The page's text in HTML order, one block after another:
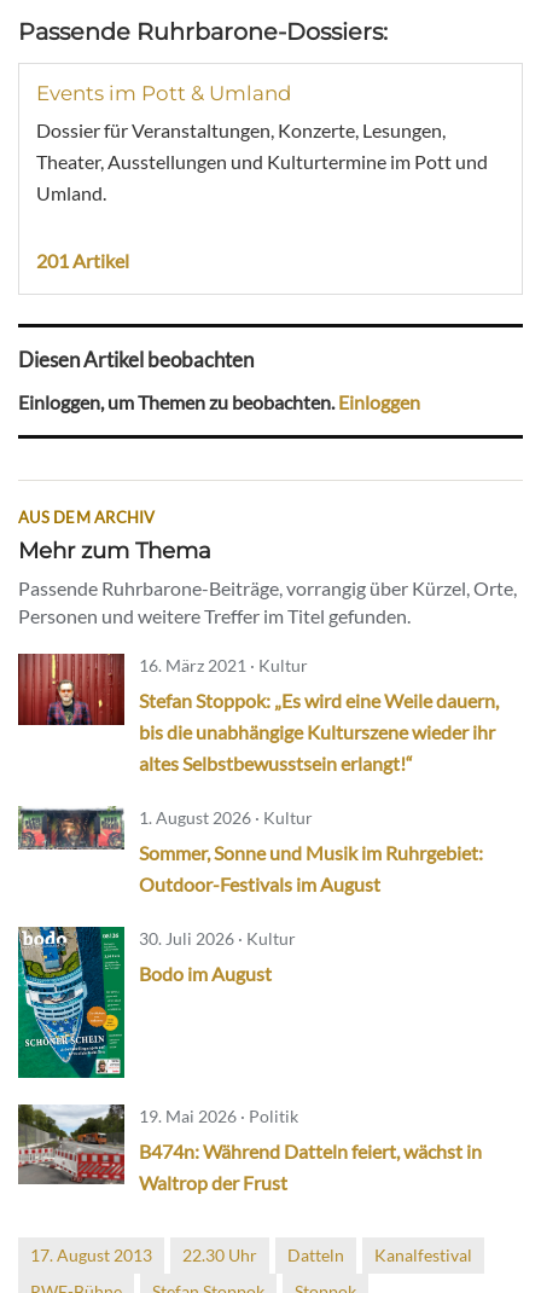
Passende Ruhrbarone-Dossiers:
Events im Pott & Umland
Dossier für Veranstaltungen, Konzerte, Lesungen,
Theater, Ausstellungen und Kulturtermine im Pott und
Umland.
201 Artikel
Diesen Artikel beobachten
Einloggen, um Themen zu beobachten.Einloggen
AUS DEM ARCHIV
Mehr zum Thema
Passende Ruhrbarone-Beiträge, vorrangig über Kürzel, Orte,
Personen und weitere Treffer im Titel gefunden.
16. März 2021 · Kultur
Stefan Stoppok: „Es wird eine Weile dauern,
bis die unabhängige Kulturszene wieder ihr
altes Selbstbewusstsein erlangt!“
1. August 2026 · Kultur
Sommer, Sonne und Musik im Ruhrgebiet:
Outdoor-Festivals im August
30. Juli 2026 · Kultur
Bodo im August
19. Mai 2026 · Politik
B474n: Während Datteln feiert, wächst in
Waltrop der Frust
17. August 2013 22.30 Uhr Datteln
Kanalfestival